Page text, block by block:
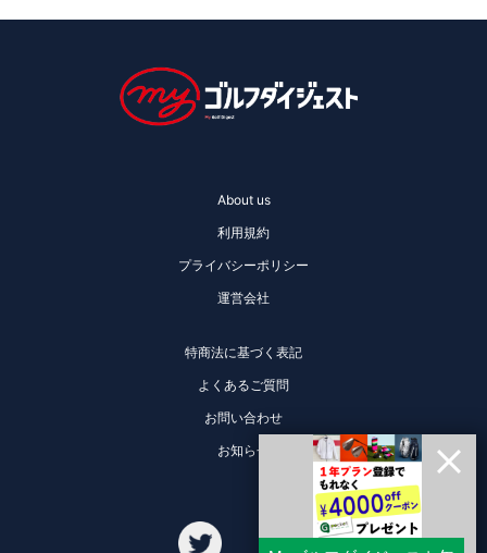
About us
利用規約
プライバシーポリシー
運営会社
特商法に基づく表記
よくあるご質問
お問い合わせ
お知らせ